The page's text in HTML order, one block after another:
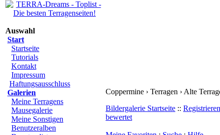
Auswahl
Start
Startseite
Tutorials
Kontakt
Impressum
Haftungsausschluss
Galerien
Meine Terragens
Mausegalerie
Meine Sonstigen
Benutzeralben
Coppermine › Terragen › Alte
Bildergalerie Startseite :: Registrieren
bewertet